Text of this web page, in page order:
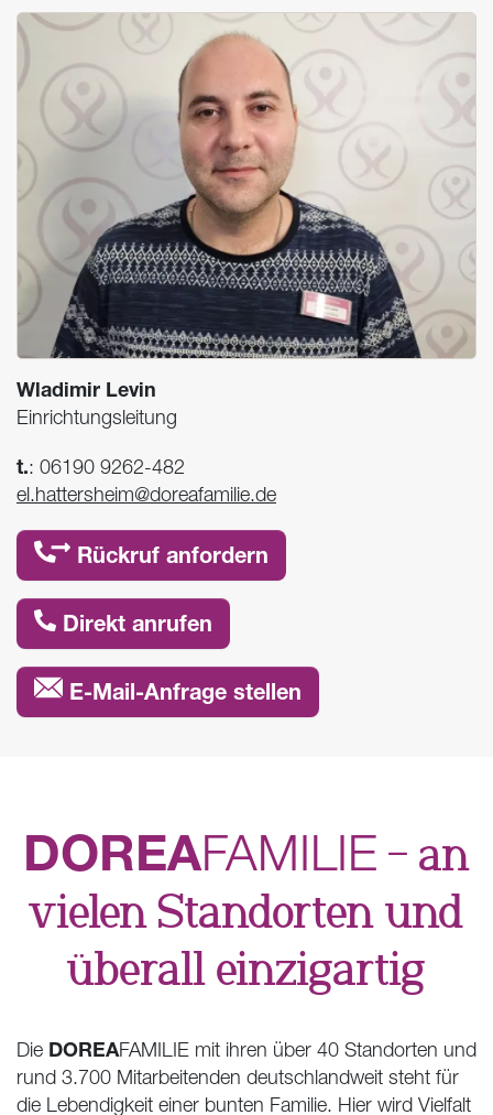
Wladimir Levin
Einrichtungsleitung
t.: 06190 9262-482
el.hattersheim@doreafamilie.de
Rückruf anfordern
Direkt anrufen
E-Mail-Anfrage stellen
DOREAFAMILIE – an
vielen Standorten und
überall einzigartig
Die DOREAFAMILIE mit ihren über 40 Standorten und
rund 3.700 Mitarbeitenden deutschlandweit steht für
die Lebendigkeit einer bunten Familie. Hier wird Vielfalt